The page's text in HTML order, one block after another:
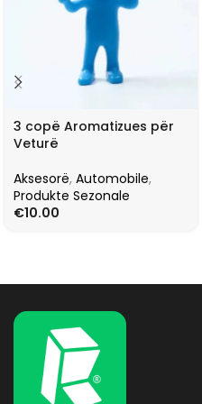
3 copë Aromatizues për
Veturë
Aksesorë, Automobile,
Produkte Sezonale
€10.00